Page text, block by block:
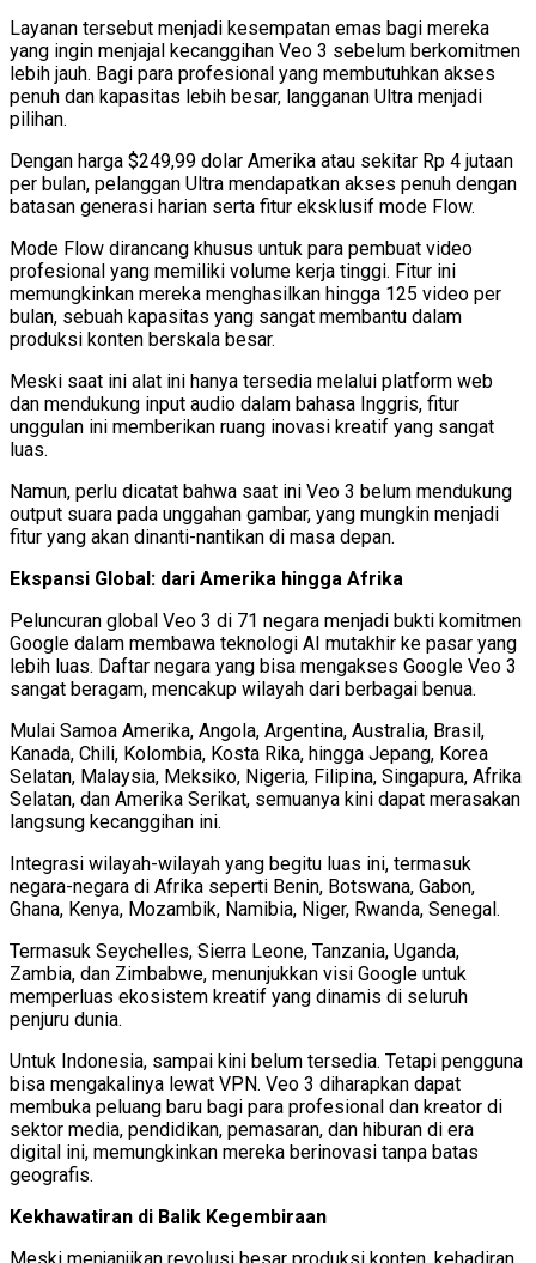
Layanan tersebut menjadi kesempatan emas bagi mereka
yang ingin menjajal kecanggihan Veo 3 sebelum berkomitmen
lebih jauh. Bagi para profesional yang membutuhkan akses
penuh dan kapasitas lebih besar, langganan Ultra menjadi
pilihan.
Dengan harga $249,99 dolar Amerika atau sekitar Rp 4 jutaan
per bulan, pelanggan Ultra mendapatkan akses penuh dengan
batasan generasi harian serta fitur eksklusif mode Flow.
Mode Flow dirancang khusus untuk para pembuat video
profesional yang memiliki volume kerja tinggi. Fitur ini
memungkinkan mereka menghasilkan hingga 125 video per
bulan, sebuah kapasitas yang sangat membantu dalam
produksi konten berskala besar.
Meski saat ini alat ini hanya tersedia melalui platform web
dan mendukung input audio dalam bahasa Inggris, fitur
unggulan ini memberikan ruang inovasi kreatif yang sangat
luas.
Namun, perlu dicatat bahwa saat ini Veo 3 belum mendukung
output suara pada unggahan gambar, yang mungkin menjadi
fitur yang akan dinanti-nantikan di masa depan.
Ekspansi Global: dari Amerika hingga Afrika
Peluncuran global Veo 3 di 71 negara menjadi bukti komitmen
Google dalam membawa teknologi AI mutakhir ke pasar yang
lebih luas. Daftar negara yang bisa mengakses Google Veo 3
sangat beragam, mencakup wilayah dari berbagai benua.
Mulai Samoa Amerika, Angola, Argentina, Australia, Brasil,
Kanada, Chili, Kolombia, Kosta Rika, hingga Jepang, Korea
Selatan, Malaysia, Meksiko, Nigeria, Filipina, Singapura, Afrika
Selatan, dan Amerika Serikat, semuanya kini dapat merasakan
langsung kecanggihan ini.
Integrasi wilayah-wilayah yang begitu luas ini, termasuk
negara-negara di Afrika seperti Benin, Botswana, Gabon,
Ghana, Kenya, Mozambik, Namibia, Niger, Rwanda, Senegal.
Termasuk Seychelles, Sierra Leone, Tanzania, Uganda,
Zambia, dan Zimbabwe, menunjukkan visi Google untuk
memperluas ekosistem kreatif yang dinamis di seluruh
penjuru dunia.
Untuk Indonesia, sampai kini belum tersedia. Tetapi pengguna
bisa mengakalinya lewat VPN. Veo 3 diharapkan dapat
membuka peluang baru bagi para profesional dan kreator di
sektor media, pendidikan, pemasaran, dan hiburan di era
digital ini, memungkinkan mereka berinovasi tanpa batas
geografis.
Kekhawatiran di Balik Kegembiraan